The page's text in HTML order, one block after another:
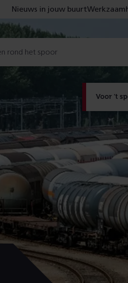
Voor 't
Nieuws in jouw buurt
rond het spoor